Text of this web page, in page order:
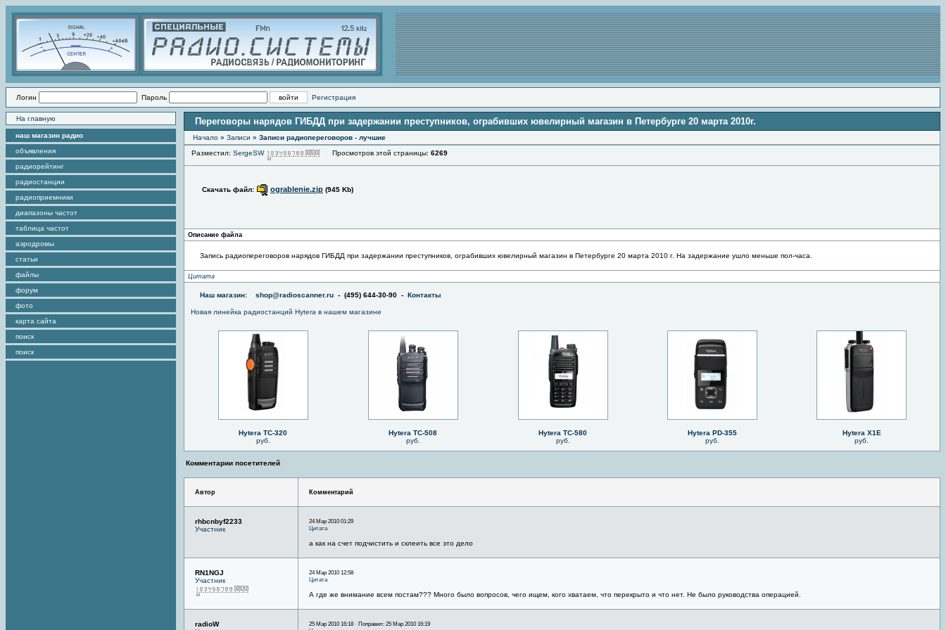
Логин Пароль Регистрация
На главную
наш магазин радио
объявления
радиорейтинг
радиостанции
радиоприемники
диапазоны частот
таблица частот
аэродромы
статьи
файлы
форум
фото
карта сайта
поиск
поиск
Переговоры нарядов ГИБДД при задержании преступников, ограбивших ювелирный магазин в Петербурге 20 марта 2010г.
Начало » Записи » Записи радиопереговоров - лучшие
Разместил: SergeSW Просмотров этой страницы: 6269
Скачать файл: ograblenie.zip (945 Kb)
Описание файла
Запись радиопереговоров нарядов ГИБДД при задержании преступников, ограбивших ювелирный магазин в Петербурге 20 марта 2010 г. На задержание ушло меньше пол-часа.
Цитата
Наш магазин: shop@radioscanner.ru - (495) 644-30-90 - Контакты
Новая линейка радиостанций Hytera в нашем магазине
Hytera TC-320
руб.
Hytera TC-508
руб.
Hytera TC-580
руб.
Hytera PD-355
руб.
Hytera X1E
руб.
Комментарии посетителей
Автор Комментарий
rhbcnbyf2233
Участник
24 Мар 2010 01:29
Цитата
а как на счет подчистить и склеить все это дело
RN1NGJ
Участник
24 Мар 2010 12:58
Цитата
А где же внимание всем постам??? Много было вопросов, чего ищем, кого хватаем, что перекрыто и что нет. Не было руководства операцией.
radioW
25 Мар 2010 16:18 · Поправил: 25 Мар 2010 16:19